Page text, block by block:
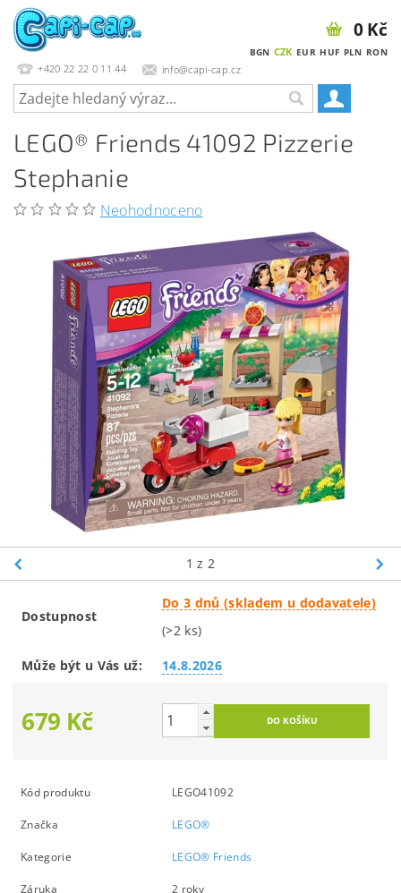
+420 22 22 0 11 44 info@capi-cap.cz
BGN CZK EUR HUF PLN RON
0 Kč
LEGO® Friends 41092 Pizzerie
Stephanie
Neohodnoceno
1 z 2
Dostupnost
Do 3 dnů (skladem u dodavatele)
(>2 ks)
Může být u Vás už: 14.8.2026
679 Kč
Kód produktu LEGO41092
Značka LEGO®
Kategorie LEGO® Friends
Záruka 2 roky